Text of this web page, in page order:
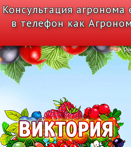
Консультация
в телефон как